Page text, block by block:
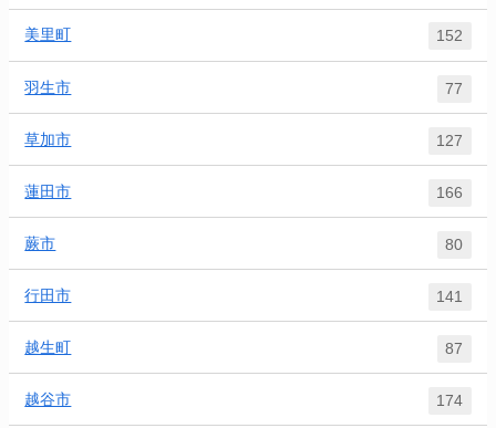
美里町 152
羽生市 77
草加市 127
蓮田市 166
蕨市 80
行田市 141
越生町 87
越谷市 174